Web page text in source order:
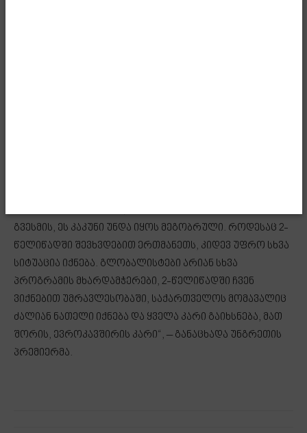
გვესმის, ეს კაკუნი უნდა იყოს მეგობრული. როდესაც 2-
წელიწადში შევხვდებით ერთმანეთს, კიდევ უფრო სხვა
სიტუაცია იქნება. გლობალისტები არიან სხვა
პროგრამის მხარდამჭერები, 2-წელიწადში ჩვენ
ვიქნებით უმრავლესობაში, საქართველოს მომავალიც
ძალიან ნათელი იქნება და ყველა კარი გაიხსნება, მათ
შორის, ევროკავშირის კარი“, – განაცხადა უნგრეთის
პრემიერმა.